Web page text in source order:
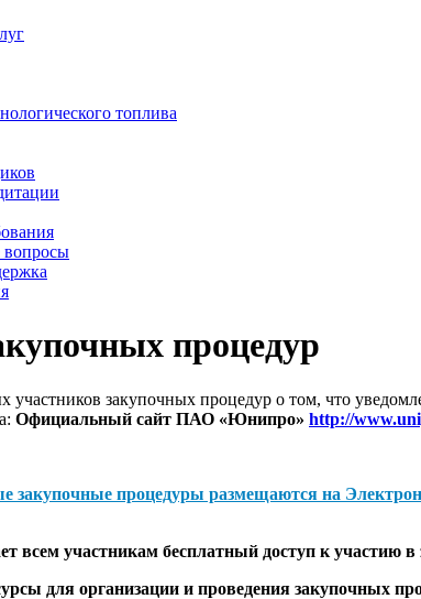
топлива
вопросы
процедур
закупочных процедур о том, что
Официальный сайт ПАО «Юнипро» http://
закупочные процедуры размещаются на
всем участникам бесплатный доступ к участию
для организации и проведения закупочных